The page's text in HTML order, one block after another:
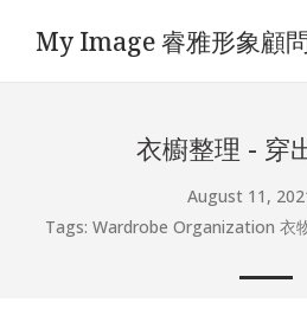
My Image 睿雅形象顧
衣櫥整理 - 穿
August 11,
Tags: Wardrobe Organization 衣